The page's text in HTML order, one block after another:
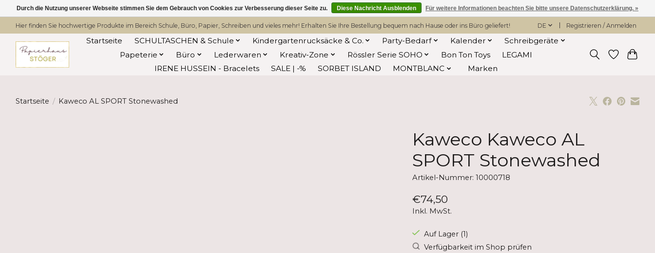
Hier finden Sie hochwertige Produkte im Bereich Schule, Büro, Papier, Schreiben und vieles mehr! Erhalten Sie Ihre Bestellung bequem nach Hause oder ins Büro geliefert! DE Registrieren / Anmelden
Startseite SCHULTASCHEN & Schule Kindergartenrucksäcke & Co. Party-Bedarf Kalender
Schreibgeräte
Papeterie
Büro Lederwaren Kreativ-Zone Rössler Serie SOHO Bon Ton Toys
LEGAMI
IRENE HUSSEIN - Bracelets
SALE | -% SORBET ISLAND MONTBLANC Marken
Startseite / Kaweco AL SPORT Stonewashed
Kaweco Kaweco AL
SPORT Stonewashed
Artikel-Nummer: 10000718
€74,50
Inkl. MwSt.
Auf Lager (1)
Verfügbarkeit im Shop prüfen
Durch die Nutzung unserer Webseite stimmen Sie dem Gebrauch von Cookies zur Verbesserung dieser Seite zu. Diese Nachricht Ausblenden Für weitere Informationen beachten Sie bitte unsere Datenschutzerklärung. »